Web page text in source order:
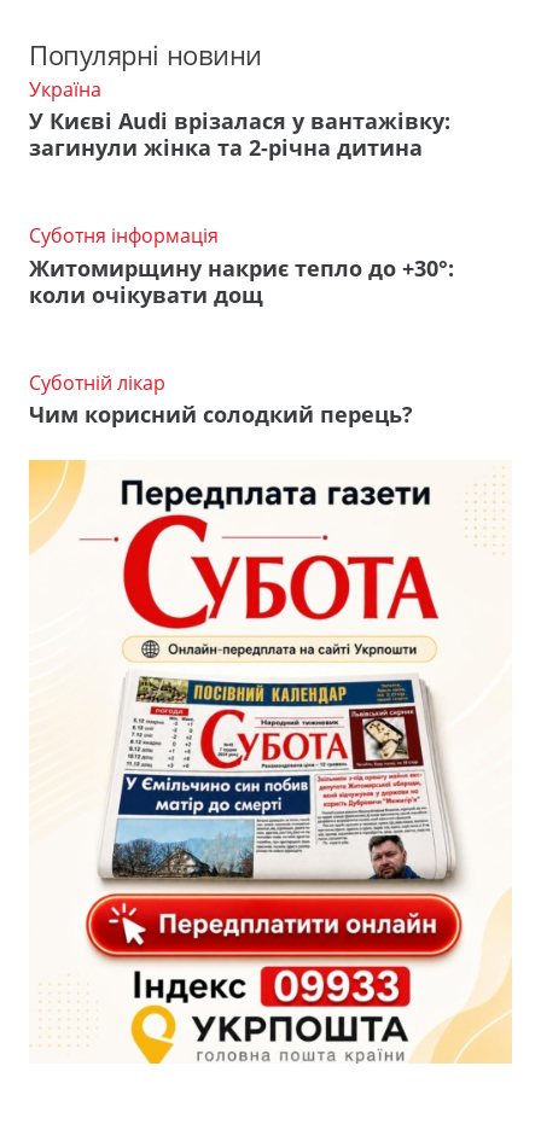
Популярні новини
Україна
У Києві Audi врізалася у вантажівку:
загинули жінка та 2-річна дитина
Суботня інформація
Житомирщину накриє тепло до +30°:
коли очікувати дощ
Суботній лікар
Чим корисний солодкий перець?